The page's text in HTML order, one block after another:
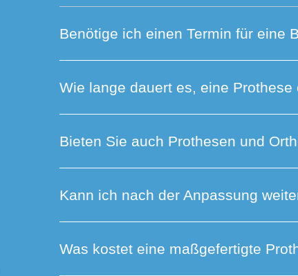
Benötige ich einen Termin für eine
Wie lange dauert es, eine
Bieten Sie auch Prothesen und
Kann ich nach der Anpassung
Was kostet eine maßgefertigte